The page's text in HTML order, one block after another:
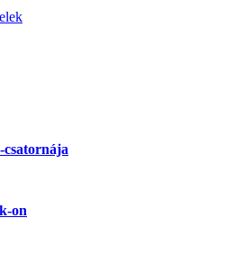
csatornája
on